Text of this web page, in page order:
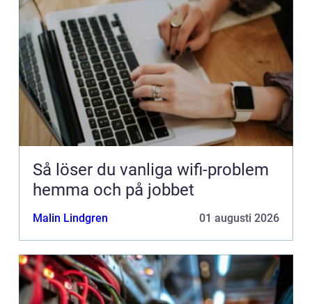
Så löser du vanliga wifi-problem
hemma och på jobbet
Malin Lindgren 01 augusti 2026